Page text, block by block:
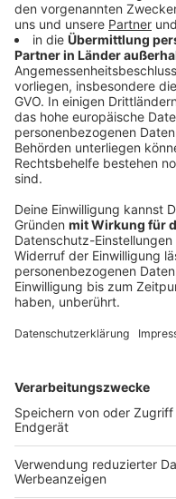
Verpuffung durch
bei Festival
Ein junger Mann will
einem
Menschen werden
DEINE GEMERKTEN
Du hast dir noch
Markiere sie hierfür